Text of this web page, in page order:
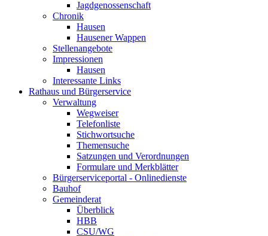
Jagdgenossenschaft
Chronik
Hausen
Hausener Wappen
Stellenangebote
Impressionen
Hausen
Interessante Links
Rathaus und Bürgerservice
Verwaltung
Wegweiser
Telefonliste
Stichwortsuche
Themensuche
Satzungen und Verordnungen
Formulare und Merkblätter
Bürgerserviceportal - Onlinedienste
Bauhof
Gemeinderat
Überblick
HBB
CSU/WG